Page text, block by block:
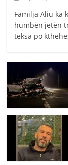
Familja Aliu ka
humbën jetën
teksa po